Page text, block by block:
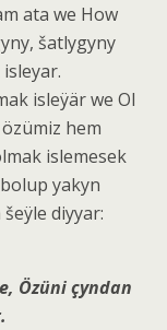
ata we How
šatlygyny
isleÿär we Ol
hem
islemesek
yakyn
diyyar:
Özüni çyndan